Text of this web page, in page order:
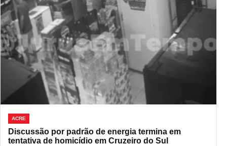
ACRE
Discussão por padrão de energia termina em
tentativa de homicídio em Cruzeiro do Sul